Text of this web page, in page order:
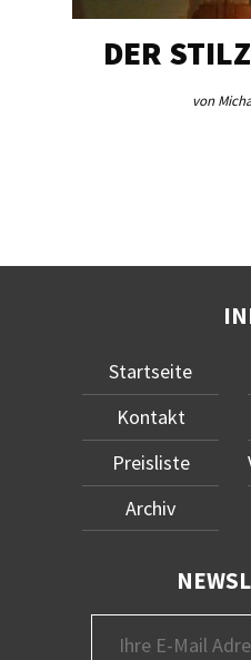
DER
von
Startseite
Kontakt
Preisliste
Archiv